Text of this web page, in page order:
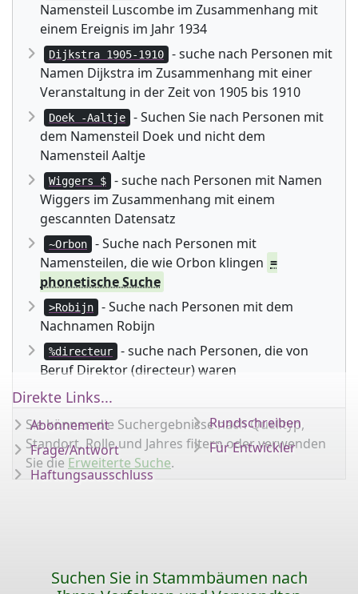
Namensteil Luscombe im Zusammenhang mit
einem Ereignis im Jahr 1934
Dijkstra 1905-1910
- suche nach Personen mit
Namen Dijkstra im Zusammenhang mit einer
Veranstaltung in der Zeit von 1905 bis 1910
Doek -Aaltje
- Suchen Sie nach Personen mit
dem Namensteil Doek und nicht dem
Namensteil Aaltje
Wiggers $
- suche nach Personen mit Namen
Wiggers im Zusammenhang mit einem
gescannten Datensatz
~Orbon
- Suche nach Personen mit
Namensteilen, die wie Orbon klingen =
phonetische Suche
>Robijn
- Suche nach Personen mit dem
Nachnamen Robijn
%directeur
- suche nach Personen, die von
Beruf Direktor (directeur) waren
Sie können die Suchergebnisse nach Quelltyp,
Standort, Rolle und Jahres filtern oder verwenden
Sie die Erweiterte Suche.
Direkte Links...
Abonnement
Frage/Antwort
Haftungsausschluss
Rundschreiben
Für Entwickler
Suchen Sie in Stammbäumen nach